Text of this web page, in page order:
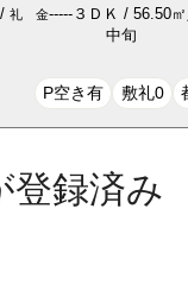
/ 礼 金----- ３ＤＫ / 56.50㎡
中旬
P空き有 敷礼0
登録済み